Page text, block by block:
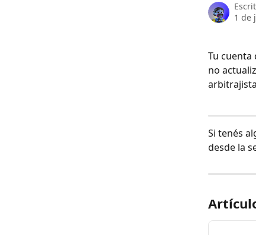
1 de
Tu cuenta
no
Si tenés
desde la